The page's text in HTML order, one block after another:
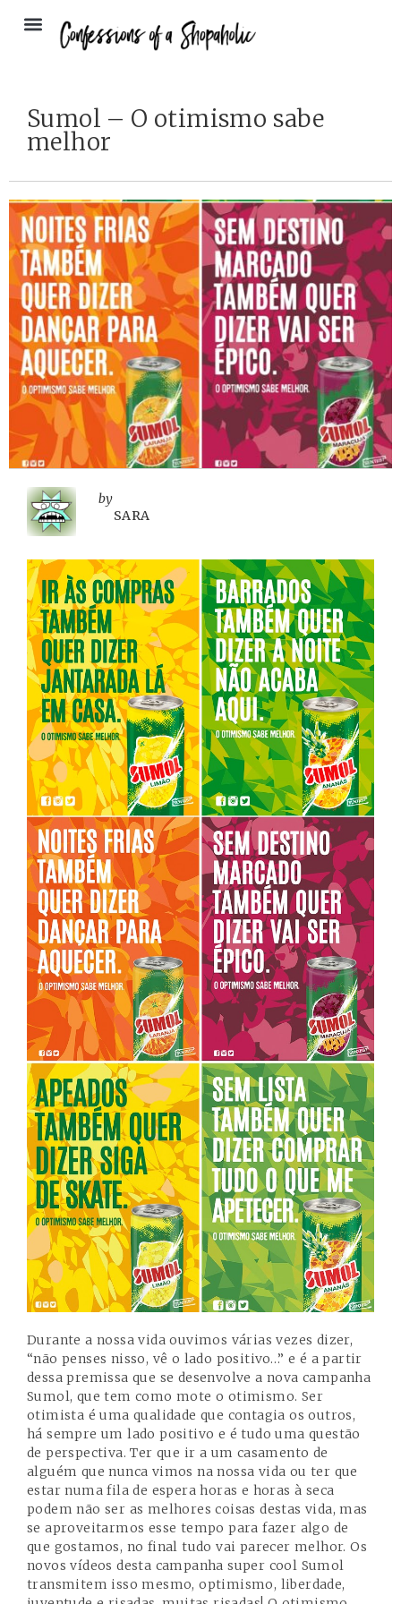
Sumol – O otimismo sabe
melhor
by
SARA
Durante a nossa vida ouvimos várias vezes dizer,
“não penses nisso, vê o lado positivo…” e é a partir
dessa premissa que se desenvolve a nova campanha
Sumol, que tem como mote o otimismo. Ser
otimista é uma qualidade que contagia os outros,
há sempre um lado positivo e é tudo uma questão
de perspectiva. Ter que ir a um casamento de
alguém que nunca vimos na nossa vida ou ter que
estar numa fila de espera horas e horas à seca
podem não ser as melhores coisas destas vida, mas
se aproveitarmos esse tempo para fazer algo de
que gostamos, no final tudo vai parecer melhor. Os
novos vídeos desta campanha super cool Sumol
transmitem isso mesmo, optimismo, liberdade,